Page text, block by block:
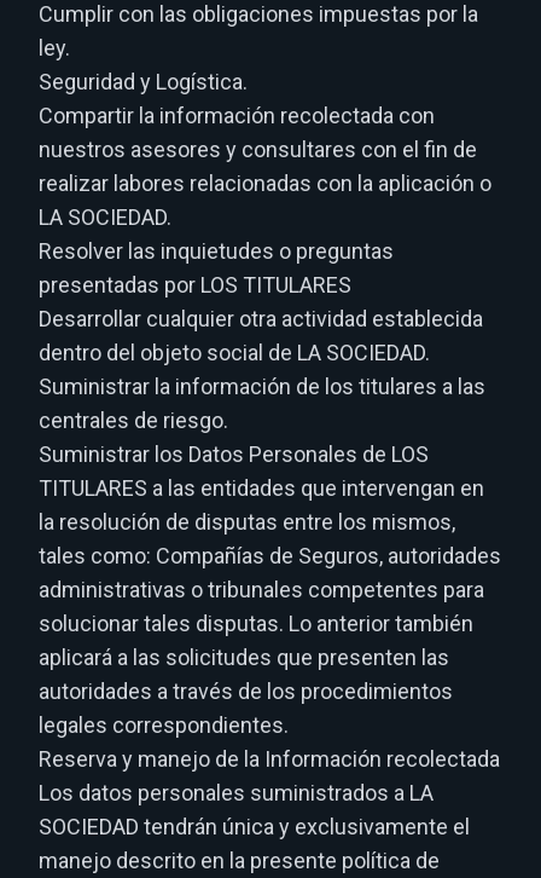
Cumplir con las obligaciones impuestas por la
ley.
Seguridad y Logística.
Compartir la información recolectada con
nuestros asesores y consultares con el fin de
realizar labores relacionadas con la aplicación o
LA SOCIEDAD.
Resolver las inquietudes o preguntas
presentadas por LOS TITULARES
Desarrollar cualquier otra actividad establecida
dentro del objeto social de LA SOCIEDAD.
Suministrar la información de los titulares a las
centrales de riesgo.
Suministrar los Datos Personales de LOS
TITULARES a las entidades que intervengan en
la resolución de disputas entre los mismos,
tales como: Compañías de Seguros, autoridades
administrativas o tribunales competentes para
solucionar tales disputas. Lo anterior también
aplicará a las solicitudes que presenten las
autoridades a través de los procedimientos
legales correspondientes.
Reserva y manejo de la Información recolectada
Los datos personales suministrados a LA
SOCIEDAD tendrán única y exclusivamente el
manejo descrito en la presente política de